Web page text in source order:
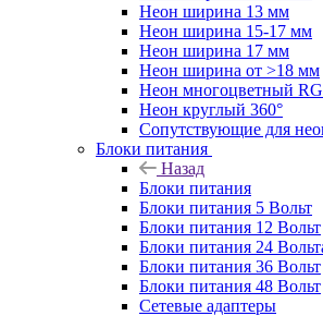
Неон ширина 13 мм
Неон ширина 15-17 мм
Неон ширина 17 мм
Неон ширина от >18 мм
Неон многоцветный
Неон круглый 360°
Сопутствующие для
Блоки питания
Назад
Блоки питания
Блоки питания 5 Вольт
Блоки питания 12 Вольт
Блоки питания 24
Блоки питания 36 Вольт
Блоки питания 48 Вольт
Сетевые адаптеры